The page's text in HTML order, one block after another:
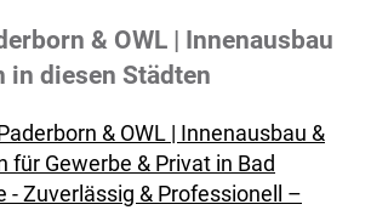
& OWL | Innenausbau
in diesen Städten
& OWL | Innenausbau &
für Gewerbe & Privat in Bad
- Zuverlässig & Professionell –